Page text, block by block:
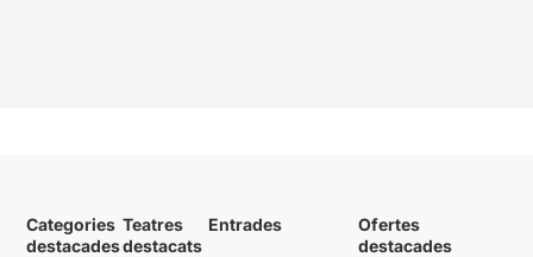
Categories
destacades
Teatres
destacats
Entrades
Ofertes
destacades